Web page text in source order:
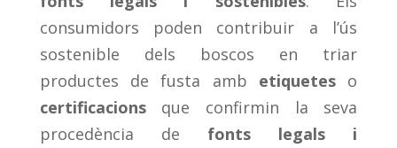
consumidors poden contribuir a l’ús
sostenible dels boscos en triar
productes de fusta amb etiquetes o
certificacions que confirmin la seva
procedència de fonts legals i